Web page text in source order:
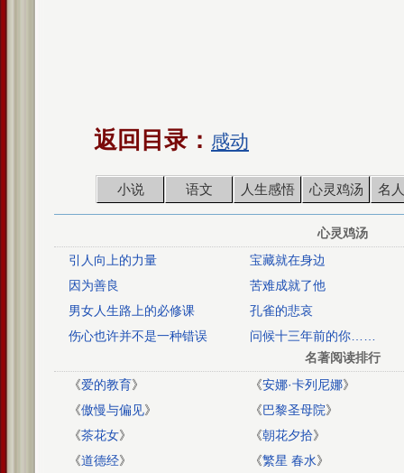
返回目录： 感动
小说 语文 人生感悟 心灵鸡汤 名
心灵鸡汤
引人向上的力量
宝藏就在身边
因为善良
苦难成就了他
男女人生路上的必修课
孔雀的悲哀
伤心也许并不是一种错误
问候十三年前的你……
名著阅读排行
《爱的教育》 《安娜·卡列尼娜》
《傲慢与偏见》 《巴黎圣母院》
《茶花女》 《朝花夕拾》
《道德经》 《繁星 春水》